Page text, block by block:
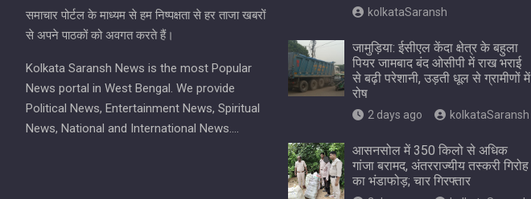
समाचार पोर्टल के माध्यम से हम निष्पक्षता से हर ताजा खबरों
से अपने पाठकों को अवगत करते हैं।
Kolkata Saransh News is the most Popular
News portal in West Bengal. We provide
Political News, Entertainment News, Spiritual
News, National and International News….
kolkataSaransh
जामुड़िया: ईसीएल केंदा क्षेत्र के बहुला
पियर जामबाद बंद ओसीपी में राख भराई
से बढ़ी परेशानी, उड़ती धूल से ग्रामीणों में
रोष
2 days ago kolkataSaransh
आसनसोल में 350 किलो से अधिक
गांजा बरामद, अंतरराज्यीय तस्करी गिरोह
का भंडाफोड़; चार गिरफ्तार